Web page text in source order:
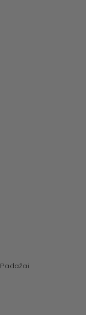
Padažai